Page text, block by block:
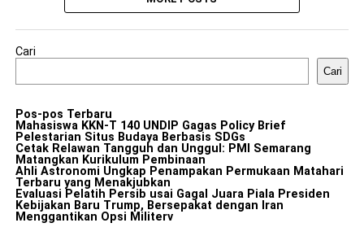
Cari
Cari
Pos-pos Terbaru
Mahasiswa KKN-T 140 UNDIP Gagas Policy Brief
Pelestarian Situs Budaya Berbasis SDGs
Cetak Relawan Tangguh dan Unggul: PMI Semarang
Matangkan Kurikulum Pembinaan
Ahli Astronomi Ungkap Penampakan Permukaan Matahari
Terbaru yang Menakjubkan
Evaluasi Pelatih Persib usai Gagal Juara Piala Presiden
Kebijakan Baru Trump, Bersepakat dengan Iran
Menggantikan Opsi Militerv